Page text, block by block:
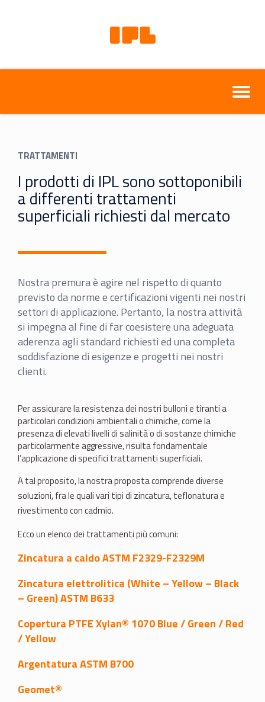
TRATTAMENTI
I prodotti di IPL sono sottoponibili
a differenti trattamenti
superficiali richiesti dal mercato
Nostra premura è agire nel rispetto di quanto
previsto da norme e certificazioni vigenti nei nostri
settori di applicazione. Pertanto, la nostra attività
si impegna al fine di far coesistere una adeguata
aderenza agli standard richiesti ed una completa
soddisfazione di esigenze e progetti nei nostri
clienti.
Per assicurare la resistenza dei nostri bulloni e tiranti a
particolari condizioni ambientali o chimiche, come la
presenza di elevati livelli di salinità o di sostanze chimiche
particolarmente aggressive, risulta fondamentale
l’applicazione di specifici trattamenti superficiali.
A tal proposito, la nostra proposta comprende diverse
soluzioni, fra le quali vari tipi di zincatura, teflonatura e
rivestimento con cadmio.
Ecco un elenco dei trattamenti più comuni:
Zincatura a caldo ASTM F2329-F2329M
Zincatura elettrolitica (White – Yellow – Black
– Green) ASTM B633
Copertura PTFE Xylan® 1070 Blue / Green / Red
/ Yellow
Argentatura ASTM B700
Geomet®